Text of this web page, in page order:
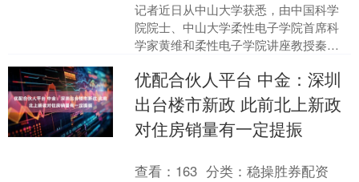
记者近日从中山大学获悉，由中国科学
院院士、中山大学柔性电子学院首席科
学家黄维和柔性电子学院讲座教授秦天
池领域取得关键性进展。团....
优配合伙人平台 中金：深圳
出台楼市新政 此前北上新政
对住房销量有一定提振
查看： 163 分类：稳操胜券配资